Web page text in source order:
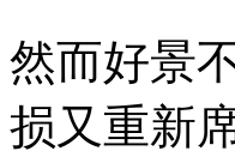
然而好景
损又重新